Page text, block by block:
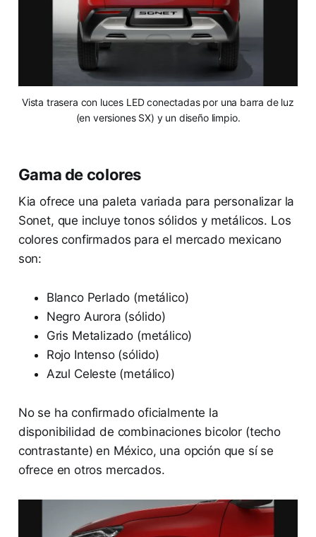
Vista trasera con luces LED conectadas por una barra de luz
(en versiones SX) y un diseño limpio.
Gama de colores
Kia ofrece una paleta variada para personalizar la
Sonet, que incluye tonos sólidos y metálicos. Los
colores confirmados para el mercado mexicano
son:
Blanco Perlado (metálico)
Negro Aurora (sólido)
Gris Metalizado (metálico)
Rojo Intenso (sólido)
Azul Celeste (metálico)
No se ha confirmado oficialmente la
disponibilidad de combinaciones bicolor (techo
contrastante) en México, una opción que sí se
ofrece en otros mercados.